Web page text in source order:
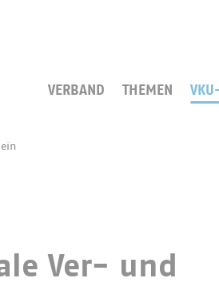
VERBAND THEMEN
Ver- und